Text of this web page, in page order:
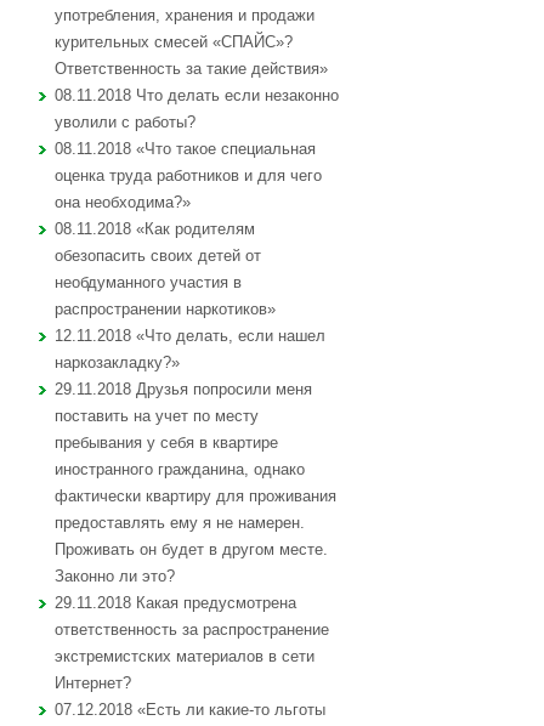
употребления, хранения и продажи
курительных смесей «СПАЙС»?
Ответственность за такие действия»
08.11.2018 Что делать если незаконно
уволили с работы?
08.11.2018 «Что такое специальная
оценка труда работников и для чего
она необходима?»
08.11.2018 «Как родителям
обезопасить своих детей от
необдуманного участия в
распространении наркотиков»
12.11.2018 «Что делать, если нашел
наркозакладку?»
29.11.2018 Друзья попросили меня
поставить на учет по месту
пребывания у себя в квартире
иностранного гражданина, однако
фактически квартиру для проживания
предоставлять ему я не намерен.
Проживать он будет в другом месте.
Законно ли это?
29.11.2018 Какая предусмотрена
ответственность за распространение
экстремистских материалов в сети
Интернет?
07.12.2018 «Есть ли какие-то льготы